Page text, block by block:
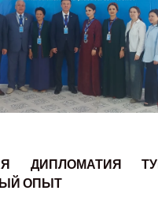
ДИПЛОМАТИЯ
ОПЫТ